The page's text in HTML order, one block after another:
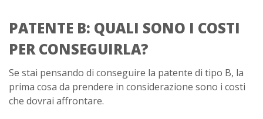
PATENTE B: QUALI SONO I COSTI
PER CONSEGUIRLA?
Se stai pensando di conseguire la patente di tipo B, la
prima cosa da prendere in considerazione sono i costi
che dovrai affrontare.